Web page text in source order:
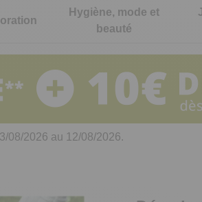
Notre produit du
Notre produit du
Notre produit du
Hygiène, mode et
beauté
Notre produit du
Notre produit du
Notre produit du
08/2026 au 12/08/2026.